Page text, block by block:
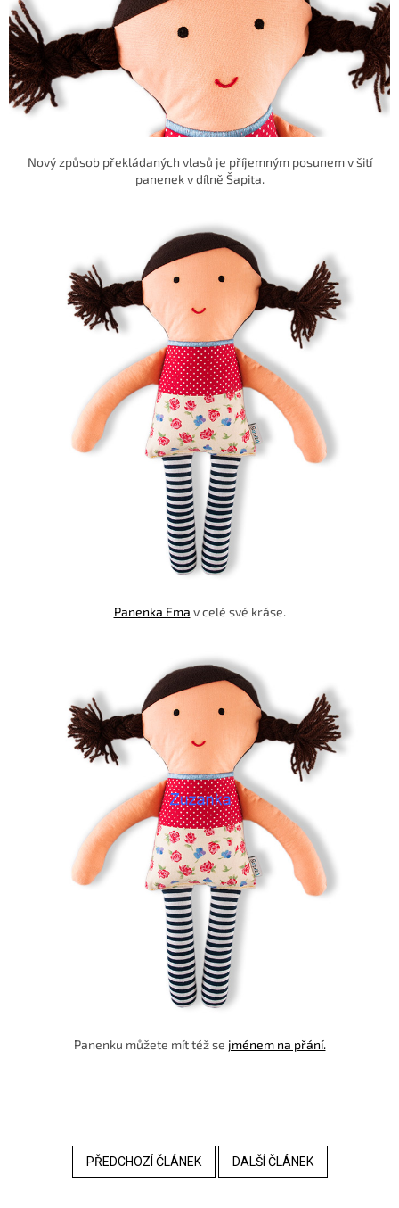
Nový způsob překládaných vlasů je příjemným posunem v šití
panenek v dílně Šapita.
Panenka Ema v celé své kráse.
Panenku můžete mít též se jménem na přání.
PŘEDCHOZÍ ČLÁNEK DALŠÍ ČLÁNEK